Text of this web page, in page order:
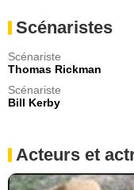
Scénaristes
Scénariste
Thomas Rickman
Scénariste
Bill Kerby
Acteurs et